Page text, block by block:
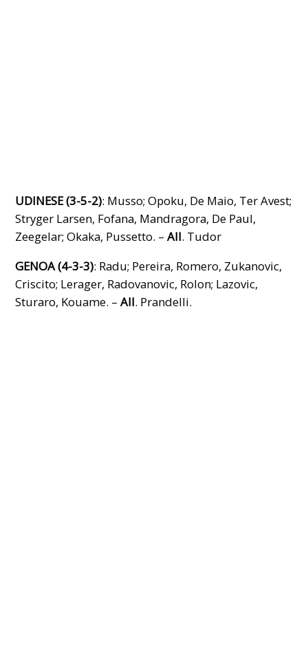
UDINESE (3-5-2): Musso; Opoku, De Maio, Ter Avest;
Stryger Larsen, Fofana, Mandragora, De Paul,
Zeegelar; Okaka, Pussetto. –All. Tudor
GENOA (4-3-3): Radu; Pereira, Romero, Zukanovic,
Criscito; Lerager, Radovanovic, Rolon; Lazovic,
Sturaro, Kouame. –All. Prandelli.